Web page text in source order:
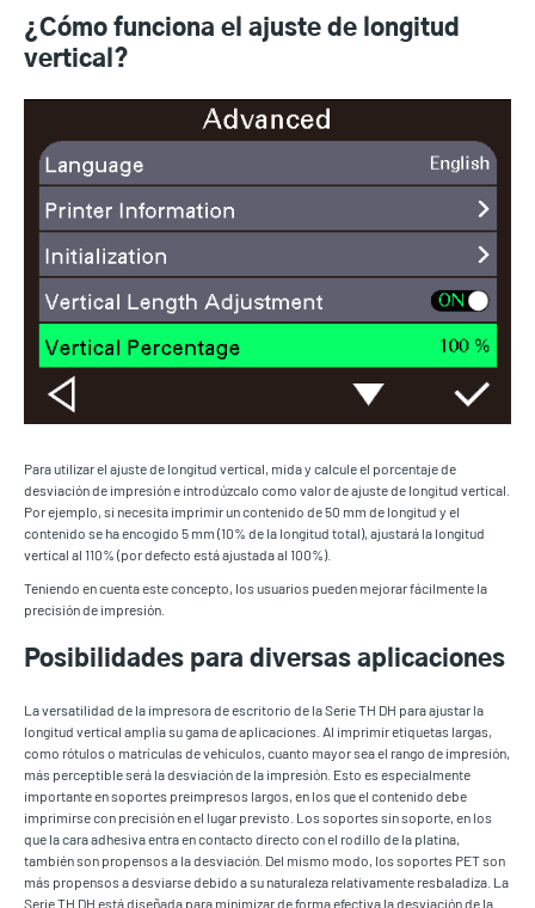
¿Cómo funciona el ajuste de longitud
vertical?
Para utilizar el ajuste de longitud vertical, mida y calcule el porcentaje de
desviación de impresión e introdúzcalo como valor de ajuste de longitud vertical.
Por ejemplo, si necesita imprimir un contenido de 50 mm de longitud y el
contenido se ha encogido 5 mm (10% de la longitud total), ajustará la longitud
vertical al 110% (por defecto está ajustada al 100%).
Teniendo en cuenta este concepto, los usuarios pueden mejorar fácilmente la
precisión de impresión.
Posibilidades para diversas aplicaciones
La versatilidad de la impresora de escritorio de la Serie TH DH para ajustar la
longitud vertical amplía su gama de aplicaciones. Al imprimir etiquetas largas,
como rótulos o matrículas de vehículos, cuanto mayor sea el rango de impresión,
más perceptible será la desviación de la impresión. Esto es especialmente
importante en soportes preimpresos largos, en los que el contenido debe
imprimirse con precisión en el lugar previsto. Los soportes sin soporte, en los
que la cara adhesiva entra en contacto directo con el rodillo de la platina,
también son propensos a la desviación. Del mismo modo, los soportes PET son
más propensos a desviarse debido a su naturaleza relativamente resbaladiza. La
Serie TH DH está diseñada para minimizar de forma efectiva la desviación de la